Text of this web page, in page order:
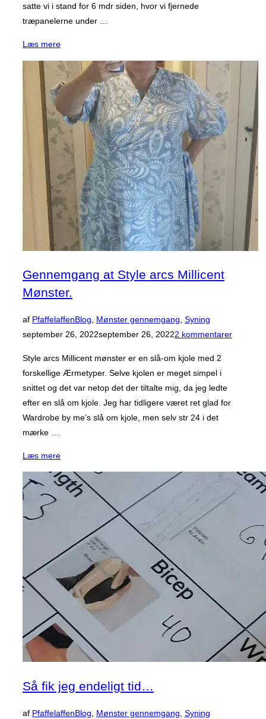
satte vi i stand for 6 mdr siden, hvor vi fjernede
træpanelerne under …
Læs mere“Velkommen
til
mit
nye
syrum!”
Gennemgang at Style arcs Millicent
Mønster.
af PfaffelaffenBlog, Mønster gennemgang, Syning
d.
september 26, 2022september 26, 20222 kommentarer
Style arcs Millicent mønster er en slå-om kjole med 2
forskellige Ærmetyper. Selve kjolen er meget simpel i
snittet og det var netop det der tiltalte mig, da jeg ledte
efter en slå om kjole. Jeg har tidligere været ret glad for
Wardrobe by me’s slå om kjole, men selv str 24 i det
mærke …
Læs mere“Gennemgang
at
Style
arcs
Mønster.”
Så fik jeg endeligt tid…
af PfaffelaffenBlog Mønster gennemgang Syning